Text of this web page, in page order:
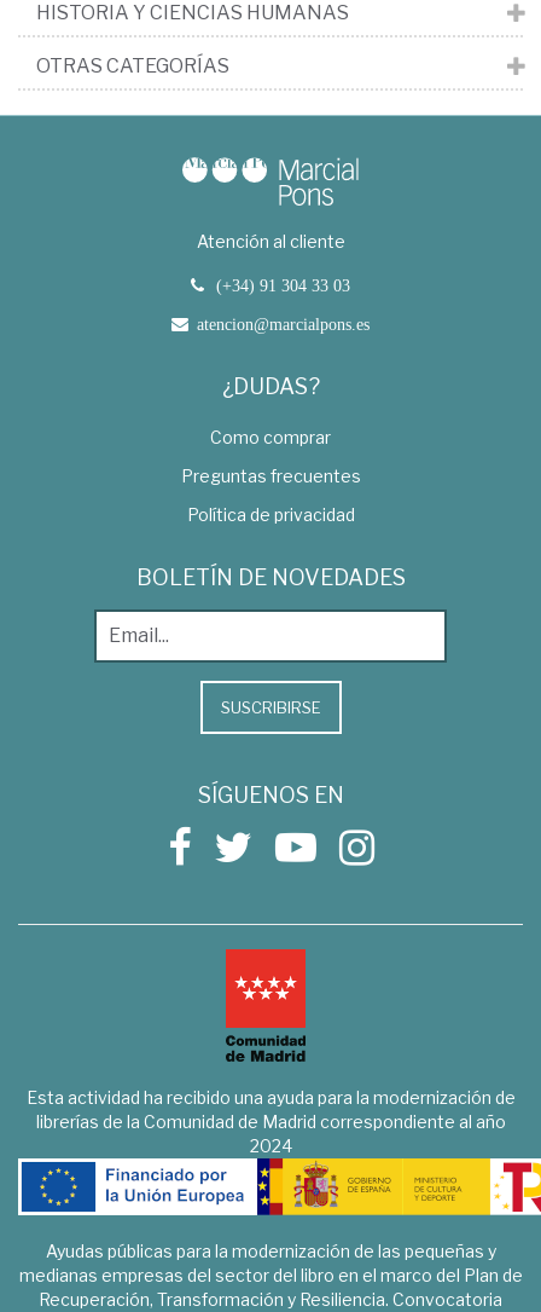
HISTORIA Y CIENCIAS HUMANAS
OTRAS CATEGORÍAS
Atención al cliente
(+34) 91 304 33 03
atencion@marcialpons.es
¿DUDAS?
Como comprar
Preguntas frecuentes
Política de privacidad
BOLETÍN DE NOVEDADES
SUSCRIBIRSE
SÍGUENOS EN
Esta actividad ha recibido una ayuda para la modernización de
librerías de la Comunidad de Madrid correspondiente al año
2024
Ayudas públicas para la modernización de las pequeñas y
medianas empresas del sector del libro en el marco del Plan de
Recuperación, Transformación y Resiliencia. Convocatoria